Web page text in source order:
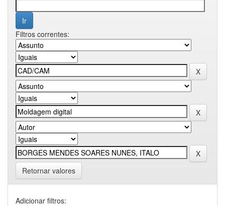
Filtros correntes:
Retornar valores
Adicionar filtros: